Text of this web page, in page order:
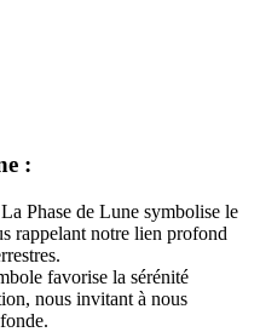
:
La Phase de Lune symbolise le
rappelant notre lien profond
favorise la sérénité
nous invitant à nous